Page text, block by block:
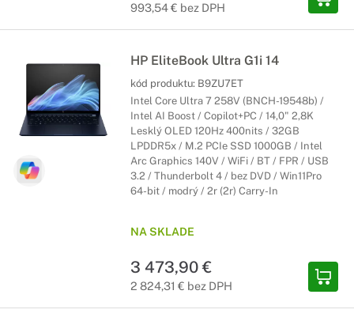
993,54 € bez DPH
HP EliteBook Ultra G1i 14
kód produktu: B9ZU7ET
Intel Core Ultra 7 258V (BNCH-19548b) /
Intel AI Boost / Copilot+PC / 14,0" 2,8K
Lesklý OLED 120Hz 400nits / 32GB
LPDDR5x / M.2 PCIe SSD 1000GB / Intel
Arc Graphics 140V / WiFi / BT / FPR / USB
3.2 / Thunderbolt 4 / bez DVD / Win11Pro
64-bit / modrý / 2r (2r) Carry-In
NA SKLADE
3 473,90 €
2 824,31 € bez DPH